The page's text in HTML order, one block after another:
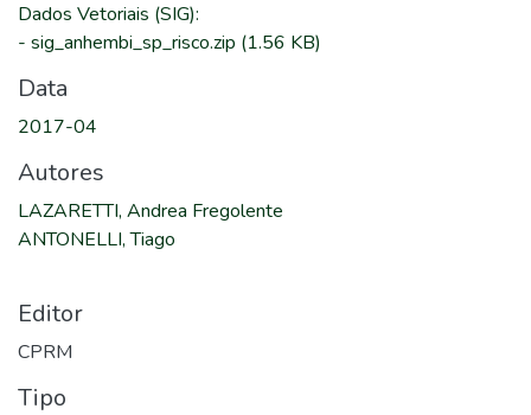
Dados Vetoriais (SIG):
- sig_anhembi_sp_risco.zip (1.56 KB)
Data
2017-04
Autores
LAZARETTI, Andrea Fregolente
ANTONELLI, Tiago
Editor
CPRM
Tipo